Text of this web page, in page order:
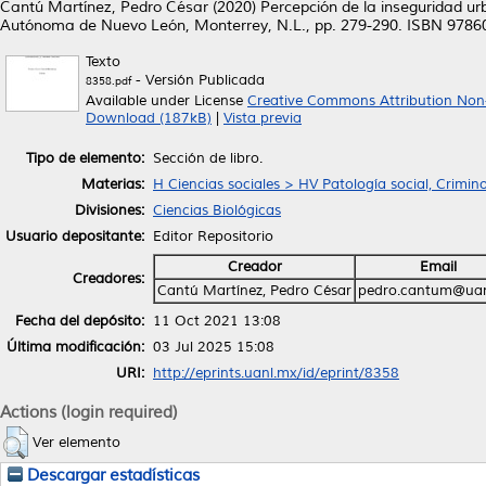
Cantú Martínez, Pedro César (2020) Percepción de la inseguridad
Autónoma de Nuevo León, Monterrey, N.L., pp. 279-290. ISBN
Texto
8358.pdf- Versión Publicada
Available under License Creative Commons Attribution
Download (187kB)
Vista previa
Tipo de elemento: Sección de libro.
Materias: H Ciencias sociales > HV Patología social,
Divisiones: Ciencias Biológicas
Usuario depositante: Editor Repositorio
Creadores:
Creador
Email
Cantú Martínez, Pedro César
Fecha del depósito: 11 Oct 2021 13:08
Última modificación: 03 Jul 2025 15:08
URI: http://eprints.uanl.mx/id/eprint/8358
Actions (login required)
Ver elemento
Descargar estadísticas